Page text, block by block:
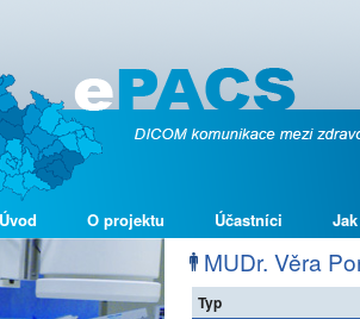
Úvod O projektu Účastníci
MUDr. Věra
Typ